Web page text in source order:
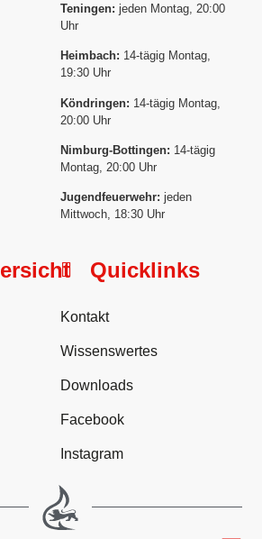
Teningen: jeden Montag, 20:00
Uhr
Heimbach: 14-tägig Montag,
19:30 Uhr
Köndringen: 14-tägig Montag,
20:00 Uhr
Nimburg-Bottingen: 14-tägig
Montag, 20:00 Uhr
Jugendfeuerwehr: jeden
Mittwoch, 18:30 Uhr
Quicklinks
Kontakt
Wissenswertes
Downloads
Facebook
Instagram